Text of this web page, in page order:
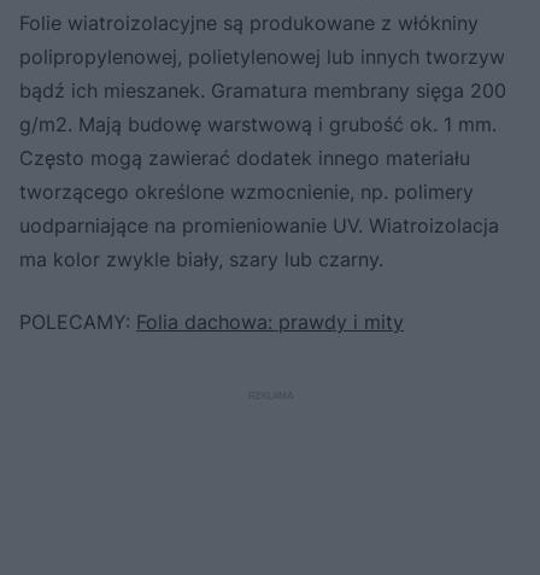
Folie wiatroizolacyjne są produkowane z włókniny
polipropylenowej, polietylenowej lub innych tworzyw
bądź ich mieszanek. Gramatura membrany sięga 200
g/m2. Mają budowę warstwową i grubość ok. 1 mm.
Często mogą zawierać dodatek innego materiału
tworzącego określone wzmocnienie, np. polimery
uodparniające na promieniowanie UV. Wiatroizolacja
ma kolor zwykle biały, szary lub czarny.
POLECAMY: Folia dachowa: prawdy i mity